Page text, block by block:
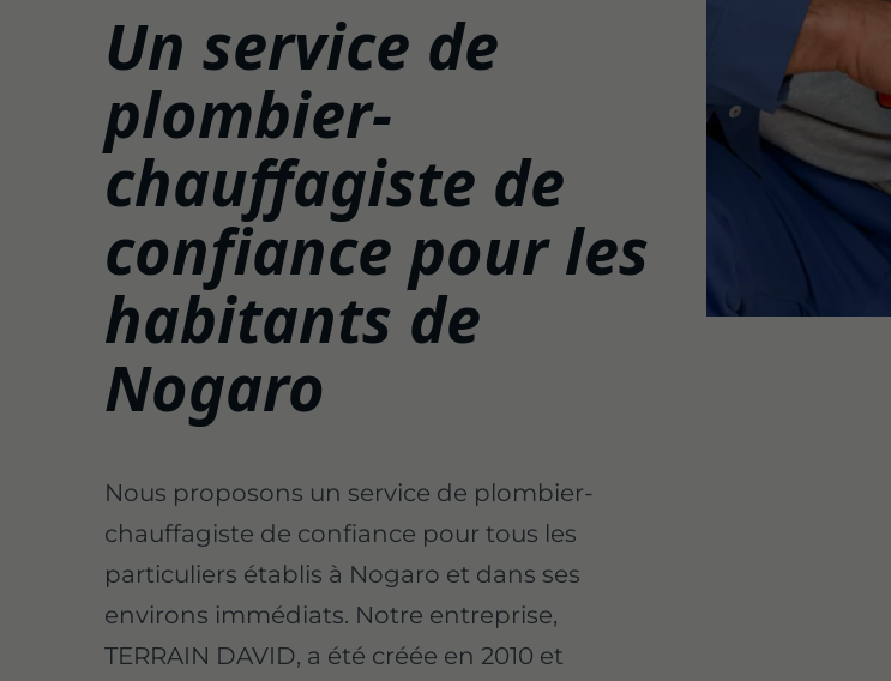
Un service de
plombier-
chauffagiste de
confiance pour les
habitants de
Nogaro
Nous proposons un service de plombier-
chauffagiste de confiance pour tous les
particuliers établis à Nogaro et dans ses
environs immédiats. Notre entreprise,
TERRAIN DAVID, a été créée en 2010 et